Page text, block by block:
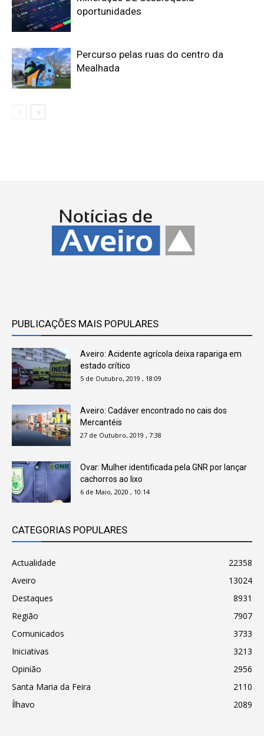
oportunidades
Percurso pelas ruas do centro da
Mealhada
PUBLICAÇÕES MAIS POPULARES
Aveiro: Acidente agrícola deixa rapariga em
estado crítico
5 de Outubro, 2019 , 18:09
Aveiro: Cadáver encontrado no cais dos
Mercantéis
27 de Outubro, 2019 , 7:38
Ovar: Mulher identificada pela GNR por lançar
cachorros ao lixo
6 de Maio, 2020 , 10:14
CATEGORIAS POPULARES
Actualidade
22358
Aveiro
13024
Destaques
8931
Região
7907
Comunicados
3733
Iniciativas
3213
Opinião
2956
Santa Maria da Feira
2110
Ílhavo
2089